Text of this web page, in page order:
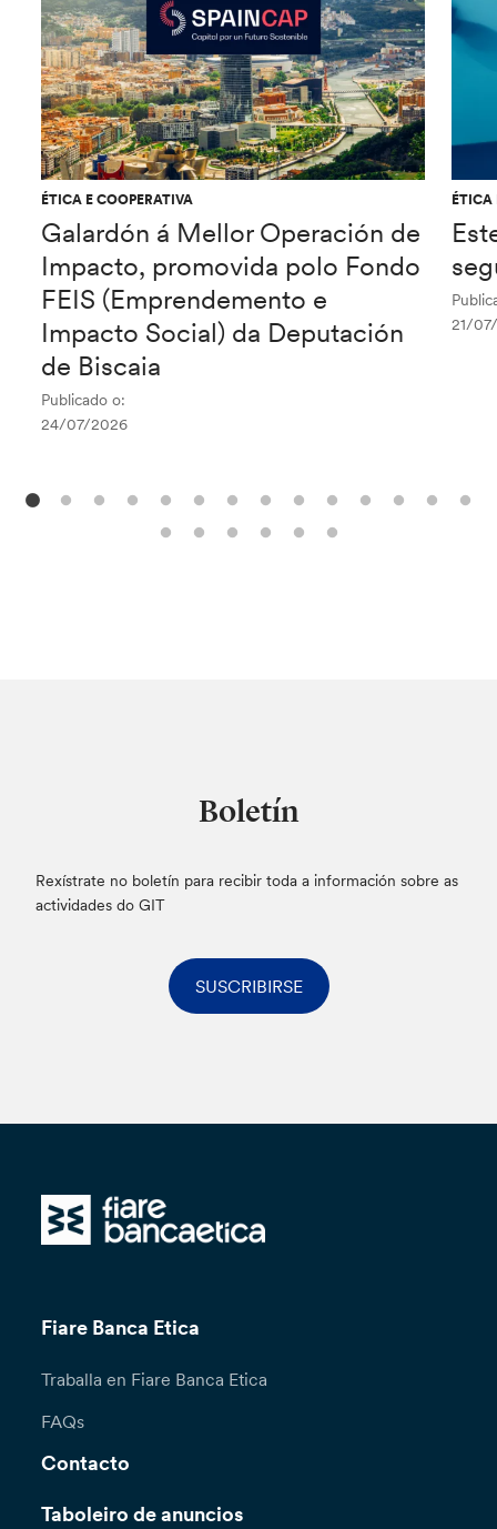
ÉTICA E COOPERATIVA
Galardón á Mellor Operación de
Impacto, promovida polo Fondo
FEIS (Emprendemento e
Impacto Social) da Deputación
de Biscaia
Publicado o:
24/07/2026
ÉTICA
21/
Boletín
Rexístrate no boletín para recibir toda a información sobre as
actividades do GIT
SUSCRIBIRSE
Fiare Banca Etica
Traballa en Fiare Banca Etica
FAQs
Contacto
Taboleiro de anuncios